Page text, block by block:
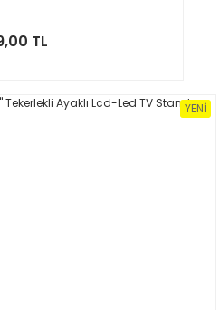
TL
YENI